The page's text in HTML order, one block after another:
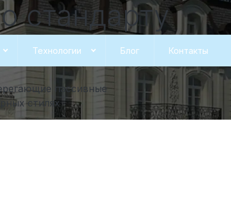
Технологии Блог Контакты
стандарту
в Пушкино
пассивные
стилях